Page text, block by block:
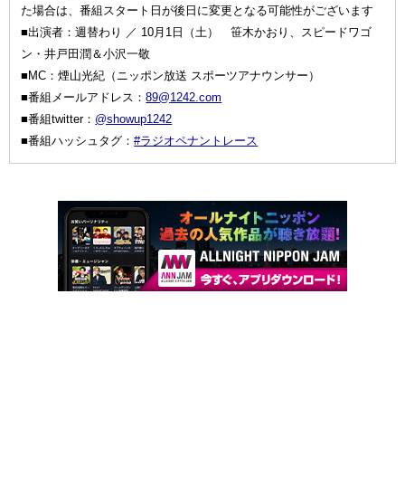
た場合は、番組スタート日が後日に変更となる可能性がございます
■出演者：週替わり ／ 10月1日（土） 笹木かおり、スピードワゴ
ン・井戸田潤＆小沢一敬
■MC：煙山光紀（ニッポン放送 スポーツアナウンサー）
■番組メールアドレス：89@1242.com
■番組twitter： @showup1242
■番組ハッシュタグ：#ラジオペナントレース